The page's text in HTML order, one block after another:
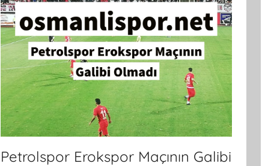
Petrolspor Erokspor Maçının Galibi